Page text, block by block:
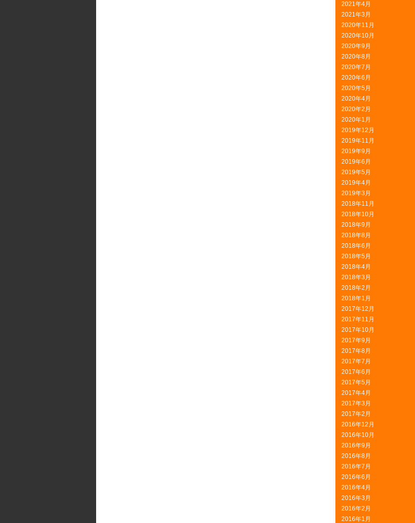
2021年4月
2021年3月
2020年11月
2020年10月
2020年9月
2020年8月
2020年7月
2020年6月
2020年5月
2020年4月
2020年2月
2020年1月
2019年12月
2019年11月
2019年9月
2019年6月
2019年5月
2019年4月
2019年3月
2018年11月
2018年10月
2018年9月
2018年8月
2018年6月
2018年5月
2018年4月
2018年3月
2018年2月
2018年1月
2017年12月
2017年11月
2017年10月
2017年9月
2017年8月
2017年7月
2017年6月
2017年5月
2017年4月
2017年3月
2017年2月
2016年12月
2016年10月
2016年9月
2016年8月
2016年7月
2016年6月
2016年4月
2016年3月
2016年2月
2016年1月